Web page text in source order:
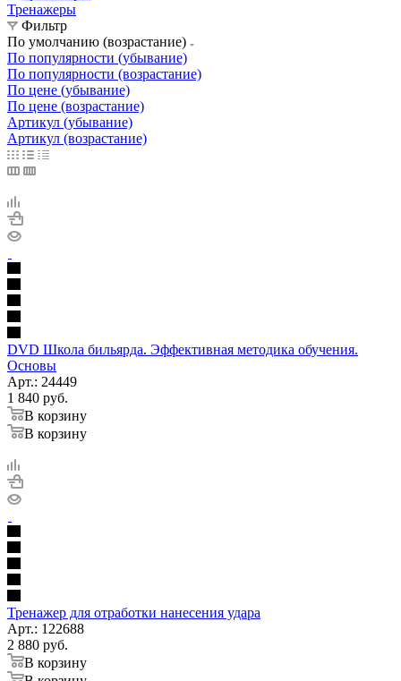
Тренажеры
Фильтр
По умолчанию (возрастание)
По популярности (убывание)
По популярности (возрастание)
По цене (убывание)
По цене (возрастание)
Артикул (убывание)
Артикул (возрастание)
DVD Школа бильярда. Эффективная методика обучения.
Основы
Арт.: 24449
1 840 руб.
В корзину
В корзину
Тренажер для отработки нанесения удара
Арт.: 122688
2 880 руб.
В корзину